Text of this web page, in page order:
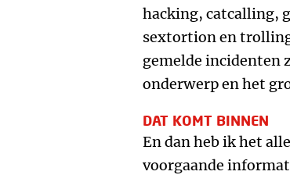
hacking, catcalling,
sextortion en
gemelde incidenten
onderwerp en het
DAT KOMT BINNEN
En dan heb ik het
voorgaande